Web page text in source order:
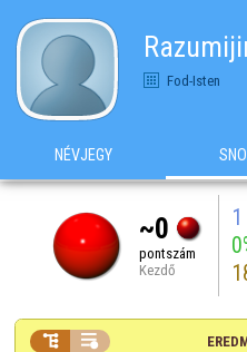
Fod-Isten
NÉVJEGY
~0
pontszám
Kezdő
1
 